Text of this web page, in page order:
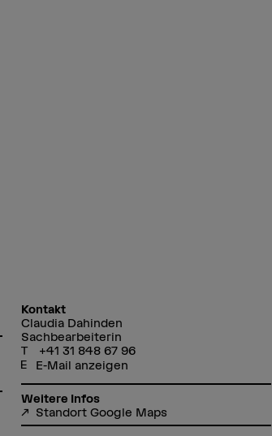
Kontakt
Claudia Dahinden
Sachbearbeiterin
+41 31 848 67 96
E-Mail anzeigen
Weitere Infos
Standort Google Maps